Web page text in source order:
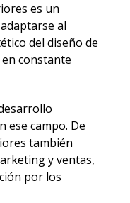
es un
al
del diseño de
constante
ese campo. De
también
y ventas,
por los